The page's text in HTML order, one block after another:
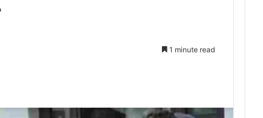
1 minute read